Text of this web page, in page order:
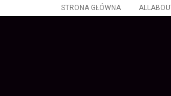
STRONA GŁÓWNA